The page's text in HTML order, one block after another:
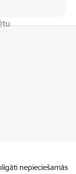
nepieciešamās